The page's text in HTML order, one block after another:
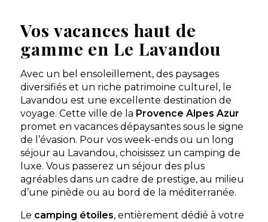
Vos vacances haut de
gamme en Le Lavandou
Avec un bel ensoleillement, des paysages
diversifiés et un riche patrimoine culturel, le
Lavandou est une excellente destination de
voyage. Cette ville de la Provence Alpes Azur
promet en vacances dépaysantes sous le signe
de l’évasion. Pour vos week-ends ou un long
séjour au Lavandou, choisissez un camping de
luxe. Vous passerez un séjour des plus
agréables dans un cadre de prestige, au milieu
d’une pinède ou au bord de la méditerranée.
Le camping étoiles, entièrement dédié à votre